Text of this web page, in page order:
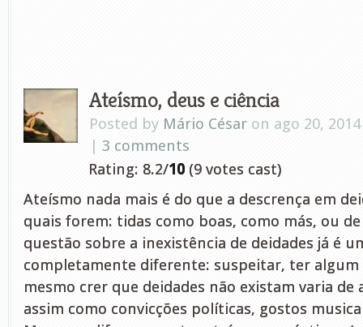
Ateísmo, deus e ciência
Posted by Mário César on ago 20,
| 3 comments
Rating: 8.2/10 (9 votes cast)
Ateísmo nada mais é do que a descrença em
quais forem: tidas como boas, como más, ou
questão sobre a inexistência de deidades já é
completamente diferente: suspeitar, ter algum
mesmo crer que deidades não existam varia de
assim como convicções políticas, gostos